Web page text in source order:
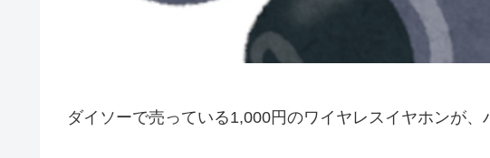
ダイソーで売っている1,000円のワイヤレスイヤホンが、